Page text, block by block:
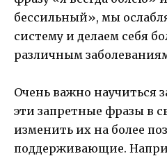
бессильный», мы
систему и делаем себя
различным
Очень важно научиться
эти запретные фразы в
изменить их на более
поддерживающие.